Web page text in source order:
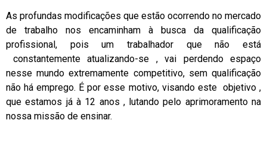
As profundas modificações que estão ocorrendo no mercado
de trabalho nos encaminham à busca da qualificação
profissional, pois um trabalhador que não está
constantemente atualizando-se , vai perdendo espaço
nesse mundo extremamente competitivo, sem qualificação
não há emprego. É por esse motivo, visando este objetivo ,
que estamos já à 12 anos , lutando pelo aprimoramento na
nossa missão de ensinar.